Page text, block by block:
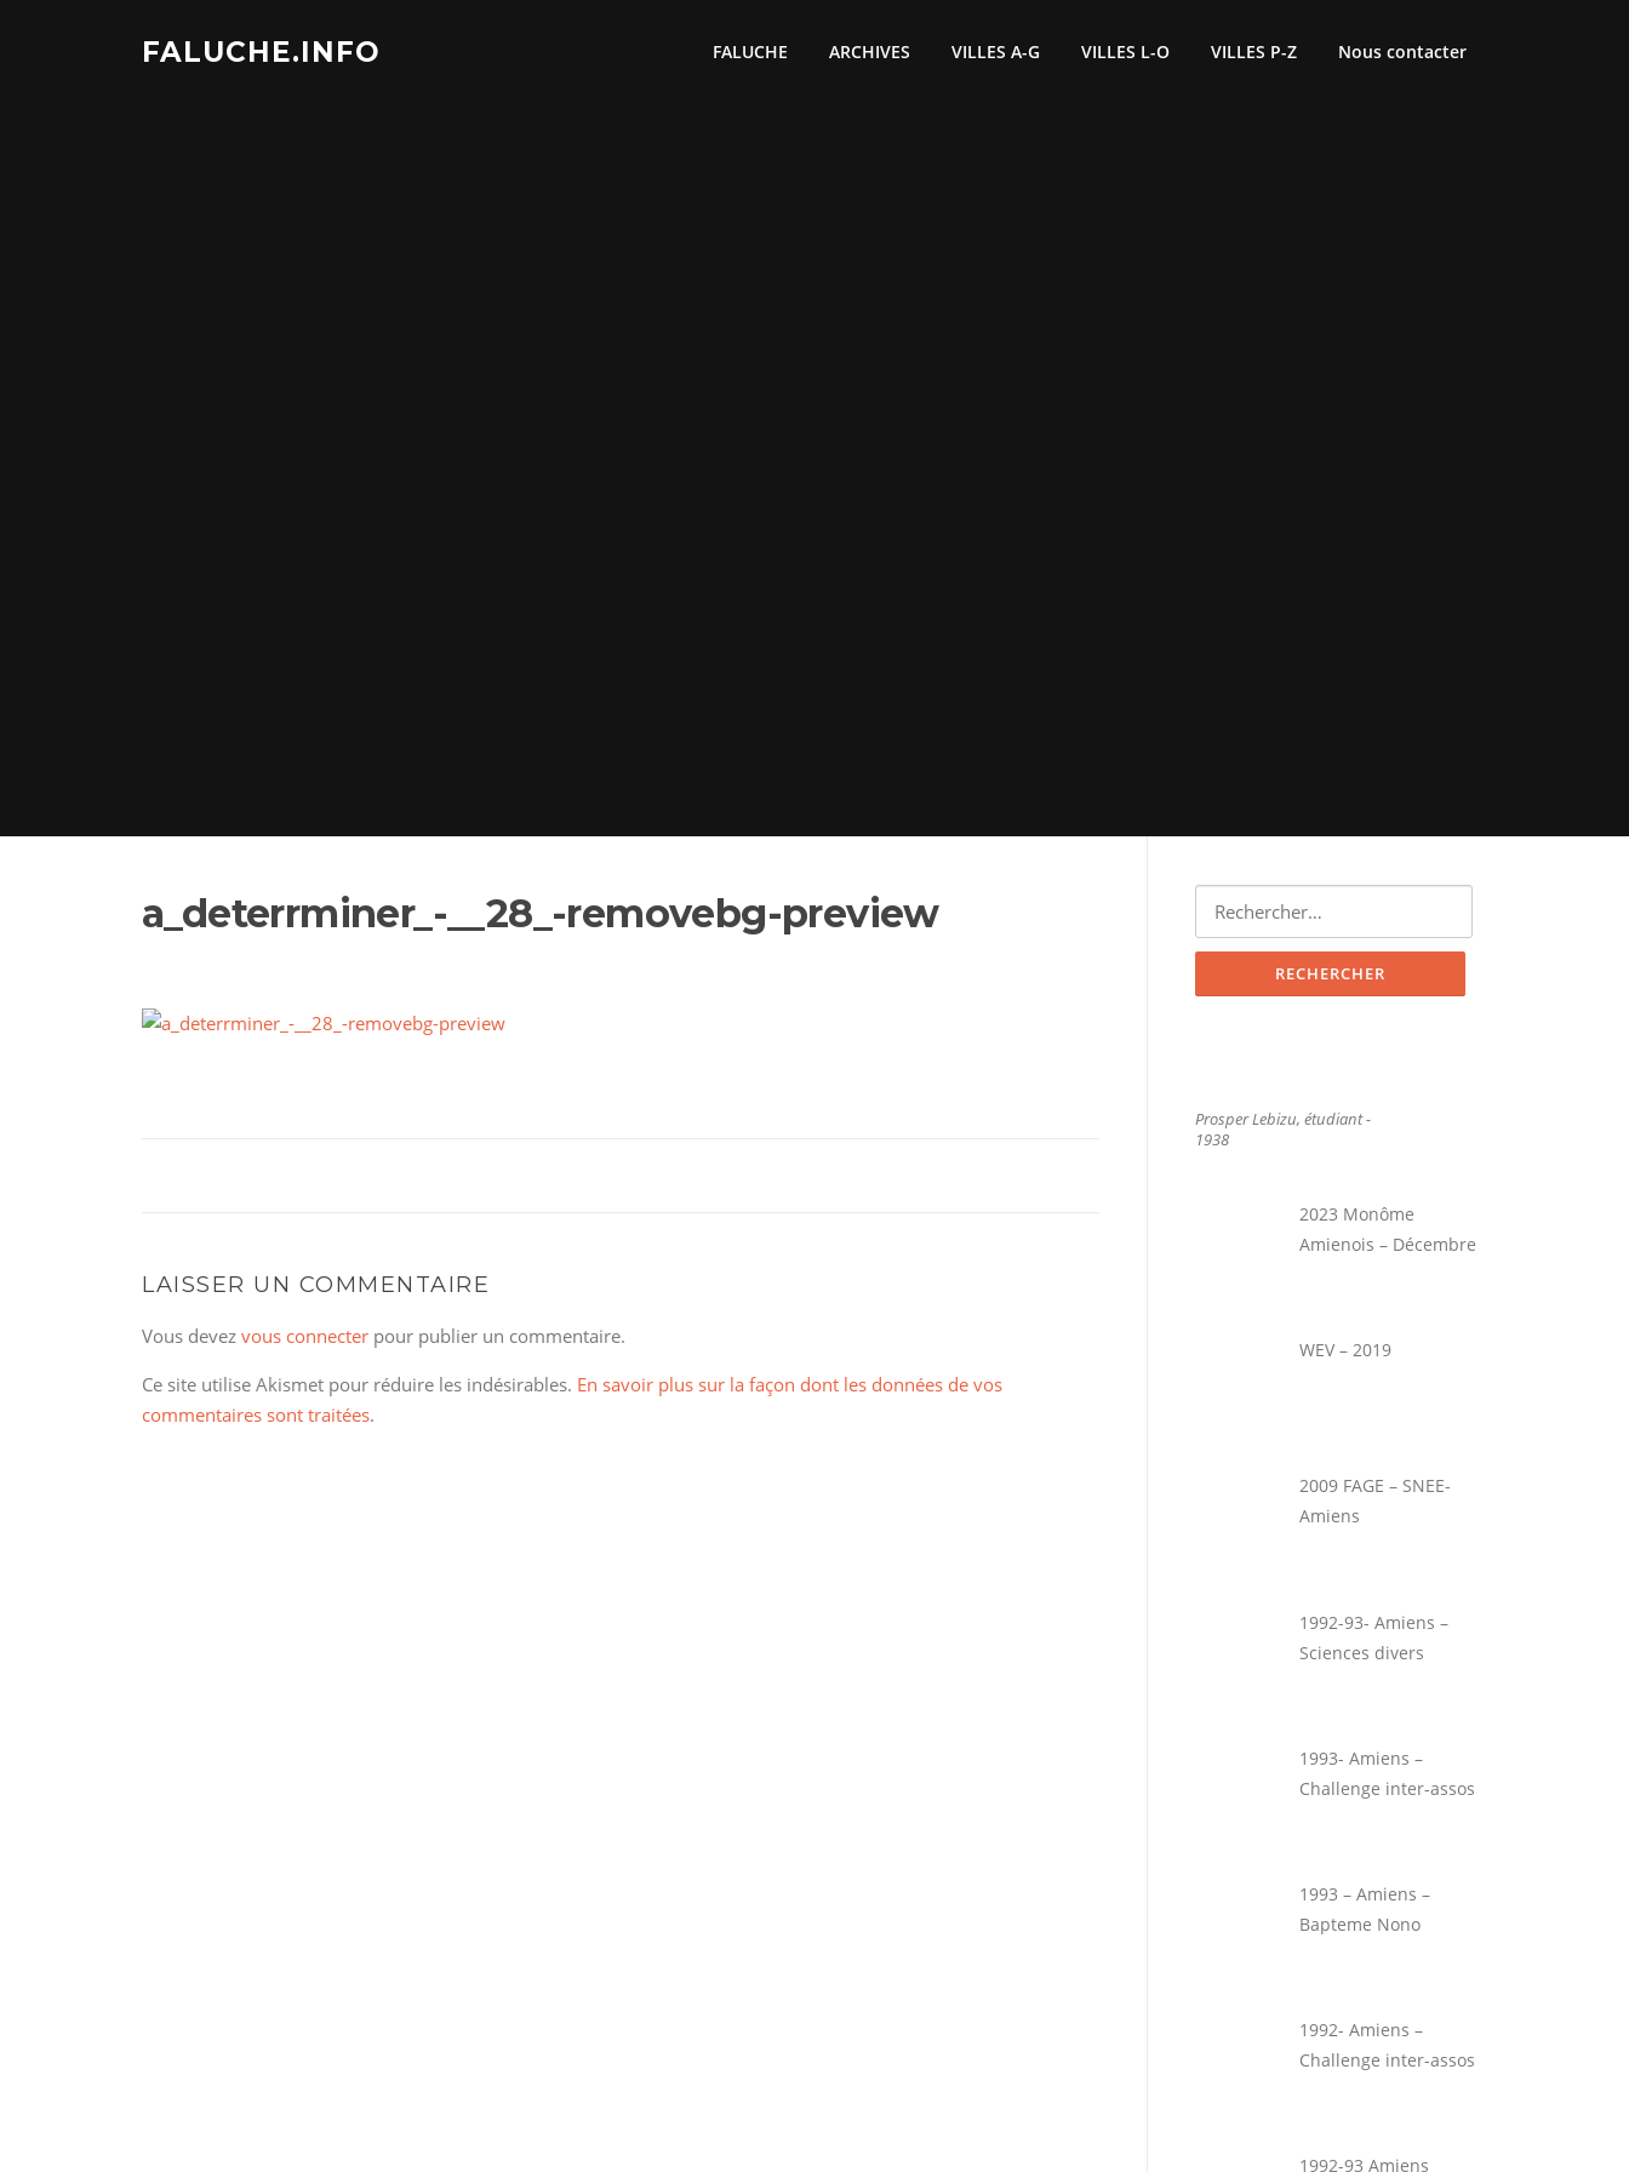
FALUCHE.INFO FALUCHE ARCHIVES VILLES A-G VILLES L-O VILLES P-Z Nous contacter
a_deterrminer_-__28_-removebg-preview
LAISSER UN COMMENTAIRE
Vous devez vous connecter pour publier un commentaire.
Ce site utilise Akismet pour réduire les indésirables. En savoir plus sur la façon dont les données de vos
commentaires sont traitées.
Rechercher :
Prosper Lebizu, étudiant -
1938
2023 Monôme
Amienois – Décembre
WEV – 2019
2009 FAGE – SNEE-
Amiens
1992-93- Amiens –
Sciences divers
1993- Amiens –
Challenge inter-assos
1993 – Amiens –
Bapteme Nono
1992- Amiens –
Challenge inter-assos
1992-93 Amiens